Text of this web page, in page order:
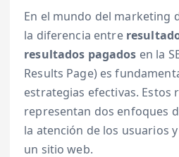
En el mundo del marketing
la diferencia entre
resultados pagados en la
Results Page) es
estrategias efectivas. Estos
representan dos enfoques
la atención de los usuarios
un sitio web.